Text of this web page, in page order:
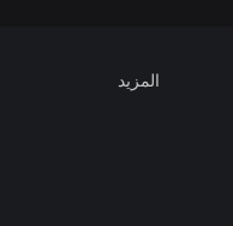
المزيد